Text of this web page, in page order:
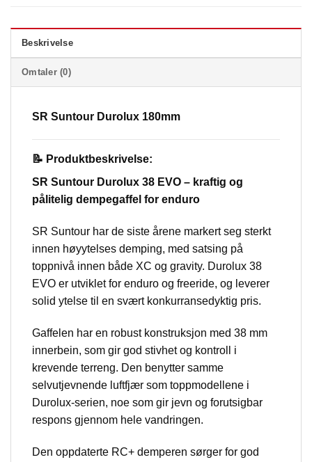
Beskrivelse
Omtaler (0)
SR Suntour Durolux 180mm
📝 Produktbeskrivelse:
SR Suntour Durolux 38 EVO – kraftig og
pålitelig dempegaffel for enduro
SR Suntour har de siste årene markert seg sterkt
innen høyytelses demping, med satsing på
toppnivå innen både XC og gravity. Durolux 38
EVO er utviklet for enduro og freeride, og leverer
solid ytelse til en svært konkurransedyktig pris.
Gaffelen har en robust konstruksjon med 38 mm
innerbein, som gir god stivhet og kontroll i
krevende terreng. Den benytter samme
selvutjevnende luftfjær som toppmodellene i
Durolux-serien, noe som gir jevn og forutsigbar
respons gjennom hele vandringen.
Den oppdaterte RC+ demperen sørger for god